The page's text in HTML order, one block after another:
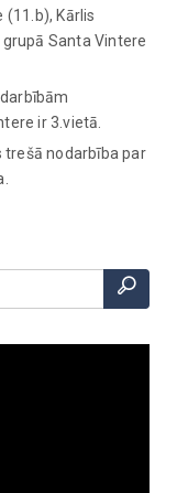
(11.b), Kārlis
Santa Vintere
ir 3.vietā.
nodarbība par